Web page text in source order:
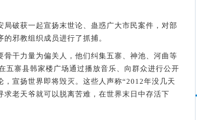
破获一起宣扬末世论、蛊惑广大市民案件，对部
邪教组织成员进行了抓捕。
干力量为偏关人，他们纠集五寨、神池、河曲等
五寨县韩家楼广场通过播放音乐、向群众进行公开
，宣扬世界即将毁灭。这些人声称“2012年没几天
求老天爷就可以脱离苦难，在世界末日中存活下